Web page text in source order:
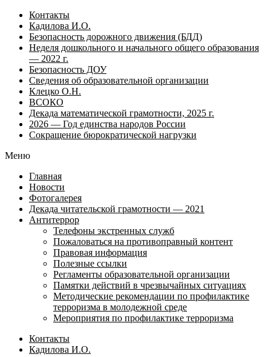
Контакты
Кадилова И.О.
Безопасность дорожного движения (БДД)
Неделя дошкольного и начального общего образования
— 2022 г.
Безопасность ДОУ
Сведения об образовательной организации
Клецко О.Н.
ВСОКО
Декада математической грамотности, 2025 г.
2026 — Год единства народов России
Сокращение бюрократической нагрузки
Меню
Главная
Новости
Фотогалерея
Декада читательской грамотности — 2021
Антитеррор
Телефоны экстренных служб
Пожаловаться на противоправный контент
Правовая информация
Полезные ссылки
Регламенты образовательной организации
Памятки действий в чрезвычайных ситуациях
Методические рекомендации по профилактике
терроризма в молодежной среде
Мероприятия по профилактике терроризма
Контакты
Кадилова И.О.